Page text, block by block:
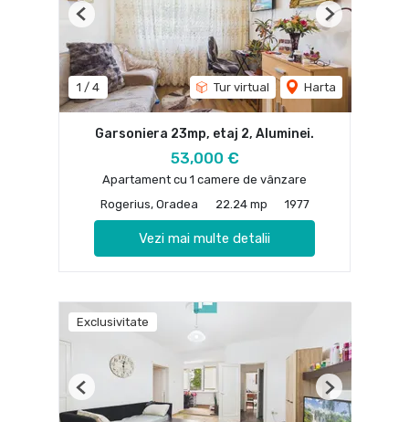
1 / 4 Tur virtual Harta
Previous Next
Garsoniera 23mp, etaj 2, Aluminei.
53,000 €
Apartament cu 1 camere de vânzare
Rogerius, Oradea
22.24 mp 1977
Vezi mai multe detalii
Exclusivitate
Previous Next